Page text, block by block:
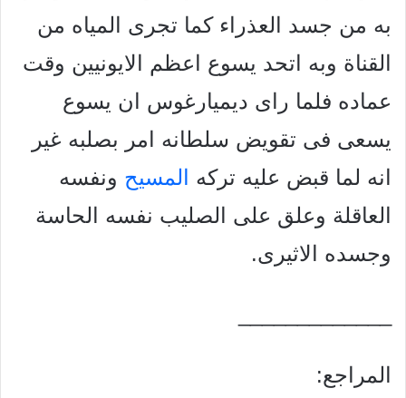
به من جسد العذراء كما تجرى المياه من
القناة وبه اتحد يسوع اعظم الايونيين وقت
عماده فلما راى ديميارغوس ان يسوع
يسعى فى تقويض سلطانه امر بصلبه غير
انه لما قبض عليه تركه
المسيح ونفسه
العاقلة وعلق على الصليب نفسه الحاسة
وجسده الاثيرى.
المراجع: